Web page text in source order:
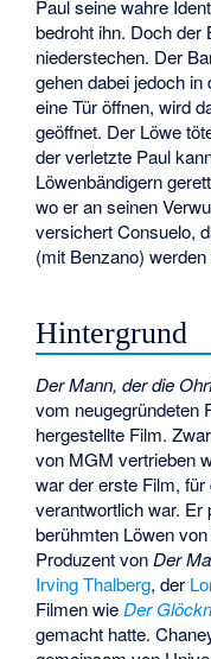
Paul seine wahre
bedroht ihn. Doch
niederstechen. Der
gehen dabei jedoch
eine Tür öffnen, wird
geöffnet. Der Löwe
der verletzte Paul
Löwenbändigern
wo er an seinen
versichert Consuelo,
(mit Benzano)
Hintergrund
Der Mann, der die
vom neugegründeten
hergestellte Film.
von MGM vertrieben
war der erste Film,
verantwortlich war. Er
berühmten Löwen
Produzent vonDer
Irving Thalberg, der
Filmen wieDer
gemacht hatte.